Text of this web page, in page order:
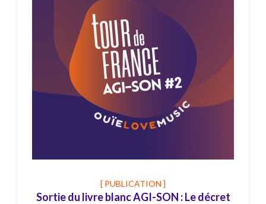
[ PUBLICATION ]
Sortie du livre blanc AGI-SON : Le décret